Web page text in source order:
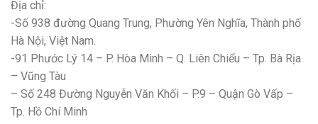
Địa chỉ:
-Số 938 đường Quang Trung, Phường Yên Nghĩa, Thành phố
Hà Nội, Việt Nam.
-91 Phước Lý 14 – P. Hòa Minh – Q. Liên Chiểu – Tp. Bà Rịa
– Vũng Tàu
– Số 248 Đường Nguyễn Văn Khối – P.9 – Quận Gò Vấp –
Tp. Hồ Chí Minh